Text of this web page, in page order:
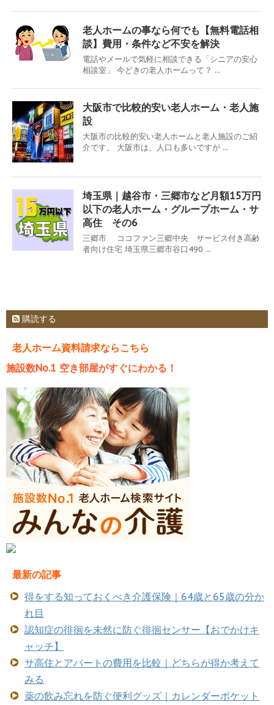
老人ホームの事なら何でも【無料電話相
談】費用・条件など不安を解決
電話やメールで気軽に相談できる「シニアの安心
相談室」 今どきの老人ホームって？ ...
大阪市で比較的安い老人ホーム・老人施
設
大阪市の比較的安い老人ホームと老人施設のご紹
介です。 大阪市は、人口も多いですが ...
埼玉県｜越谷市・三郷市など月額15万円
以下の老人ホーム・グループホーム・サ
高住 その6
三郷市 ココファン三郷中央 サービス付き高齢
者向け住宅 埼玉県三郷市谷口490 ...
購読する
老人ホーム資料請求ならこちら
施設数No.1 空き部屋がすぐにわかる！
最新の記事
得をする知っておくべき介護保険｜64歳と65歳の分か
れ目
認知症の徘徊を未然に防ぐ徘徊センサー【おでかけキ
ャッチ】
サ高住とアパートの費用を比較｜どちらが得か考えて
みる
薬の飲み忘れを防ぐ便利グッズ｜カレンダーポケット